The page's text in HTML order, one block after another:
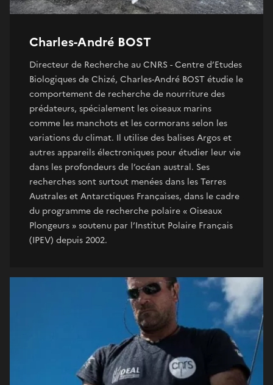
Charles-André BOST
Directeur de Recherche au CNRS - Centre d’Etudes
Biologiques de Chizé, Charles-André BOST étudie le
comportement de recherche de nourriture des
prédateurs, spécialement les oiseaux marins
comme les manchots et les cormorans selon les
variations du climat. Il utilise des balises Argos et
autres appareils électroniques pour étudier leur vie
dans les profondeurs de l’océan austral. Ses
recherches sont surtout menées dans les Terres
Australes et Antarctiques Françaises, dans le cadre
du programme de recherche polaire « Oiseaux
Plongeurs » soutenu par l’Institut Polaire Français
(IPEV) depuis 2002.